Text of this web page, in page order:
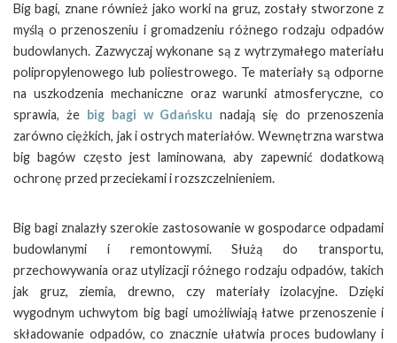
Big bagi, znane również jako worki na gruz, zostały stworzone z
myślą o przenoszeniu i gromadzeniu różnego rodzaju odpadów
budowlanych. Zazwyczaj wykonane są z wytrzymałego materiału
polipropylenowego lub poliestrowego. Te materiały są odporne
na uszkodzenia mechaniczne oraz warunki atmosferyczne, co
sprawia, że big bagi w Gdańsku nadają się do przenoszenia
zarówno ciężkich, jak i ostrych materiałów. Wewnętrzna warstwa
big bagów często jest laminowana, aby zapewnić dodatkową
ochronę przed przeciekami i rozszczelnieniem.
Big bagi znalazły szerokie zastosowanie w gospodarce odpadami
budowlanymi i remontowymi. Służą do transportu,
przechowywania oraz utylizacji różnego rodzaju odpadów, takich
jak gruz, ziemia, drewno, czy materiały izolacyjne. Dzięki
wygodnym uchwytom big bagi umożliwiają łatwe przenoszenie i
składowanie odpadów, co znacznie ułatwia proces budowlany i